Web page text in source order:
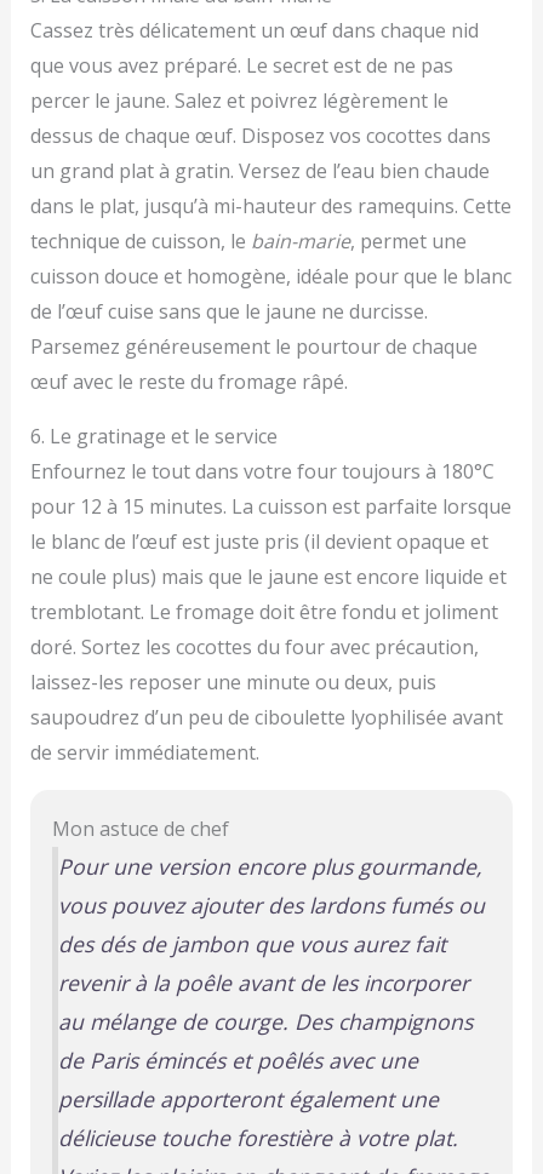
Cassez très délicatement un œuf dans chaque nid
que vous avez préparé. Le secret est de ne pas
percer le jaune. Salez et poivrez légèrement le
dessus de chaque œuf. Disposez vos cocottes dans
un grand plat à gratin. Versez de l’eau bien chaude
dans le plat, jusqu’à mi-hauteur des ramequins. Cette
technique de cuisson, le bain-marie, permet une
cuisson douce et homogène, idéale pour que le blanc
de l’œuf cuise sans que le jaune ne durcisse.
Parsemez généreusement le pourtour de chaque
œuf avec le reste du fromage râpé.
6. Le gratinage et le service
Enfournez le tout dans votre four toujours à 180°C
pour 12 à 15 minutes. La cuisson est parfaite lorsque
le blanc de l’œuf est juste pris (il devient opaque et
ne coule plus) mais que le jaune est encore liquide et
tremblotant. Le fromage doit être fondu et joliment
doré. Sortez les cocottes du four avec précaution,
laissez-les reposer une minute ou deux, puis
saupoudrez d’un peu de ciboulette lyophilisée avant
de servir immédiatement.
Mon astuce de chef
Pour une version encore plus gourmande,
vous pouvez ajouter des lardons fumés ou
des dés de jambon que vous aurez fait
revenir à la poêle avant de les incorporer
au mélange de courge. Des champignons
de Paris émincés et poêlés avec une
persillade apporteront également une
délicieuse touche forestière à votre plat.